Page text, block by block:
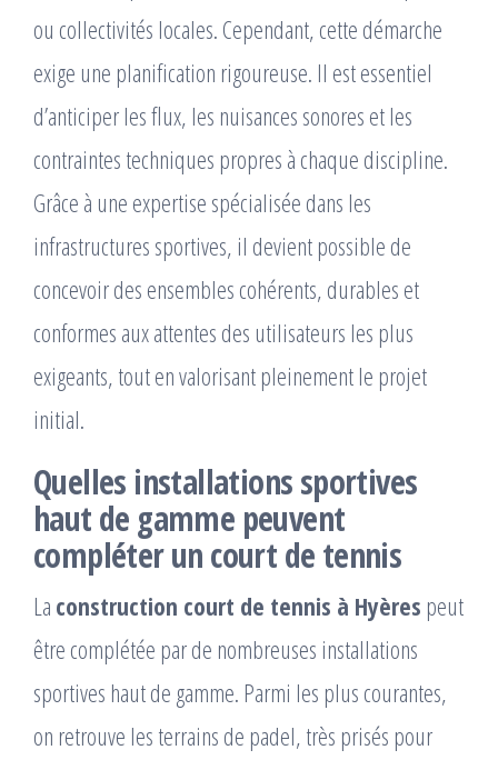
ou collectivités locales. Cependant, cette démarche
exige une planification rigoureuse. Il est essentiel
d’anticiper les flux, les nuisances sonores et les
contraintes techniques propres à chaque discipline.
Grâce à une expertise spécialisée dans les
infrastructures sportives, il devient possible de
concevoir des ensembles cohérents, durables et
conformes aux attentes des utilisateurs les plus
exigeants, tout en valorisant pleinement le projet
initial.
Quelles installations sportives
haut de gamme peuvent
compléter un court de tennis
La construction court de tennis à Hyères peut
être complétée par de nombreuses installations
sportives haut de gamme. Parmi les plus courantes,
on retrouve les terrains de padel, très prisés pour